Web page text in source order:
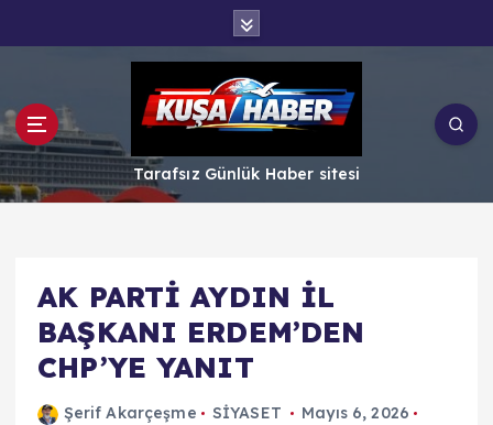
ğ
e
a
Tarafsız Günlük Haber sitesi
AK PARTİ AYDIN İL
BAŞKANI ERDEM’DEN
CHP’YE YANIT
Şerif Akarçeşme SİYASET
Mayıs 6, 2026